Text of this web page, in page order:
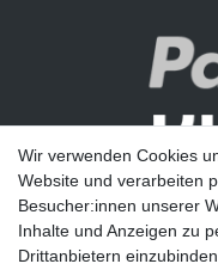
Wir verwenden Cookies
Website und verarbeiten
Besucher:innen unserer
Inhalte und Anzeigen zu
Drittanbietern